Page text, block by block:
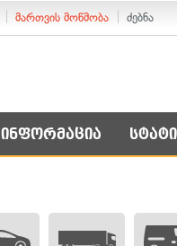
მართვის მოწმობა ძებნა
ინფორმაცია